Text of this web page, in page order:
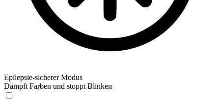
Epilepsie-sicherer Modus
Dämpft Farben und stoppt Blinken